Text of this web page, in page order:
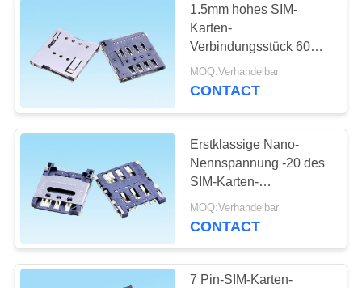
Kabelverbindungsstück
FFC Flachkabel
1.5mm hohes SIM-
Karten-
Verbindungsstück 60
Milliohm des maximalen
Durchgangswiderstand-
MOQ:Verhandelbar
CONTACT
Erstklassige Nano-
Nennspannung -20 des
SIM-Karten-
Verbindungsstück-50V
zu funktionierendem
MOQ:Verhandelbar
CONTACT
7 Pin-SIM-Karten-